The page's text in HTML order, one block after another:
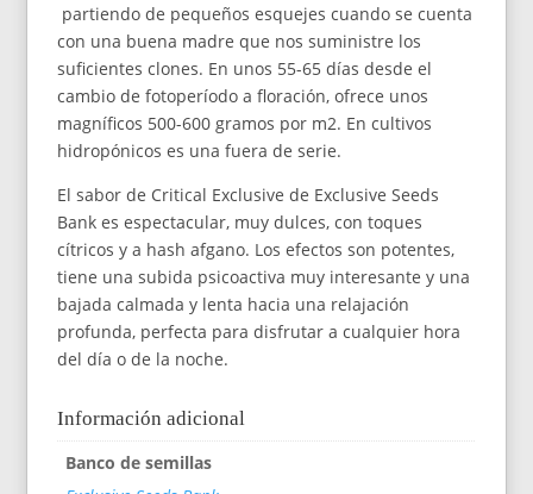
partiendo de pequeños esquejes cuando se cuenta
con una buena madre que nos suministre los
suficientes clones. En unos 55-65 días desde el
cambio de fotoperíodo a floración, ofrece unos
magníficos 500-600 gramos por m2. En cultivos
hidropónicos es una fuera de serie.
El sabor de Critical Exclusive de Exclusive Seeds
Bank es espectacular, muy dulces, con toques
cítricos y a hash afgano. Los efectos son potentes,
tiene una subida psicoactiva muy interesante y una
bajada calmada y lenta hacia una relajación
profunda, perfecta para disfrutar a cualquier hora
del día o de la noche.
Información adicional
Banco de semillas